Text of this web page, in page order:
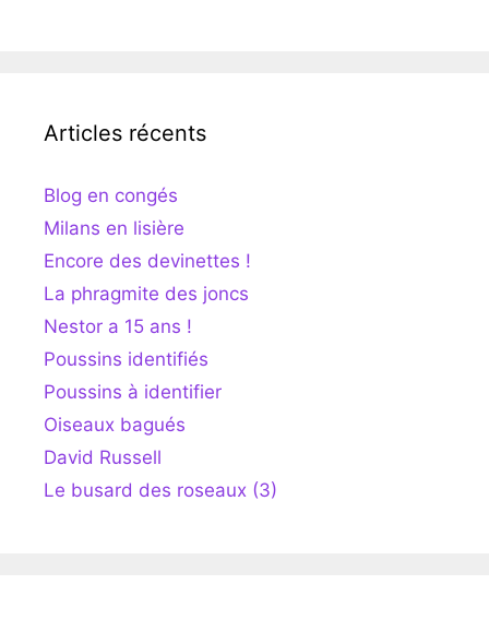
Articles récents
Blog en congés
Milans en lisière
Encore des devinettes !
La phragmite des joncs
Nestor a 15 ans !
Poussins identifiés
Poussins à identifier
Oiseaux bagués
David Russell
Le busard des roseaux (3)